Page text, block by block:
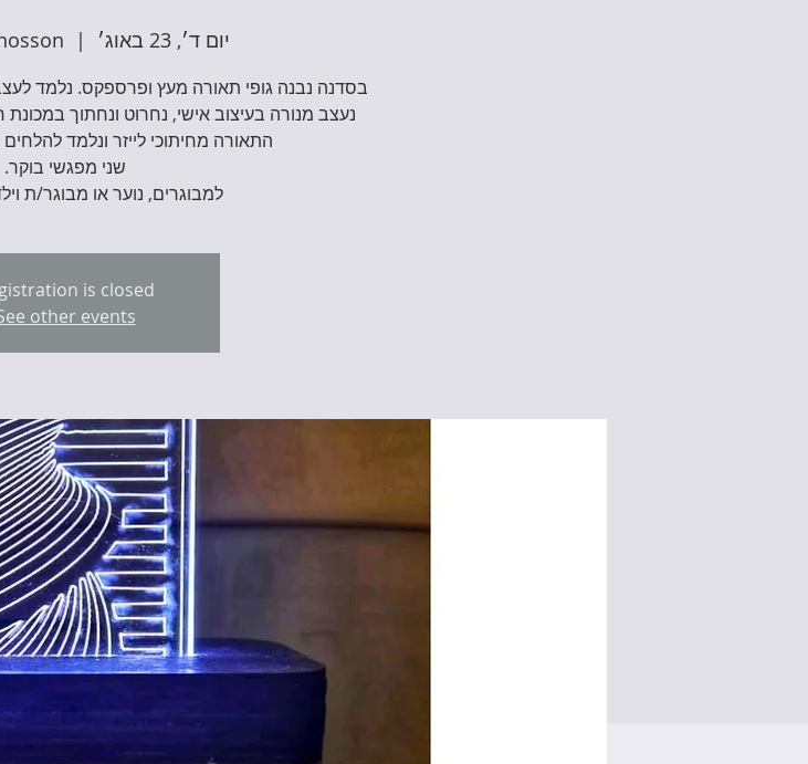
יום ד׳, 23 באוג׳
  |
בסדנה נבנה גופי תאורה מעץ ופרספקס. נלמד
נעצב מנורה בעיצוב אישי, נחרוט ונחתוך במכונת
למבוגרים, נוער או מבוגר/ת
is closed
other events